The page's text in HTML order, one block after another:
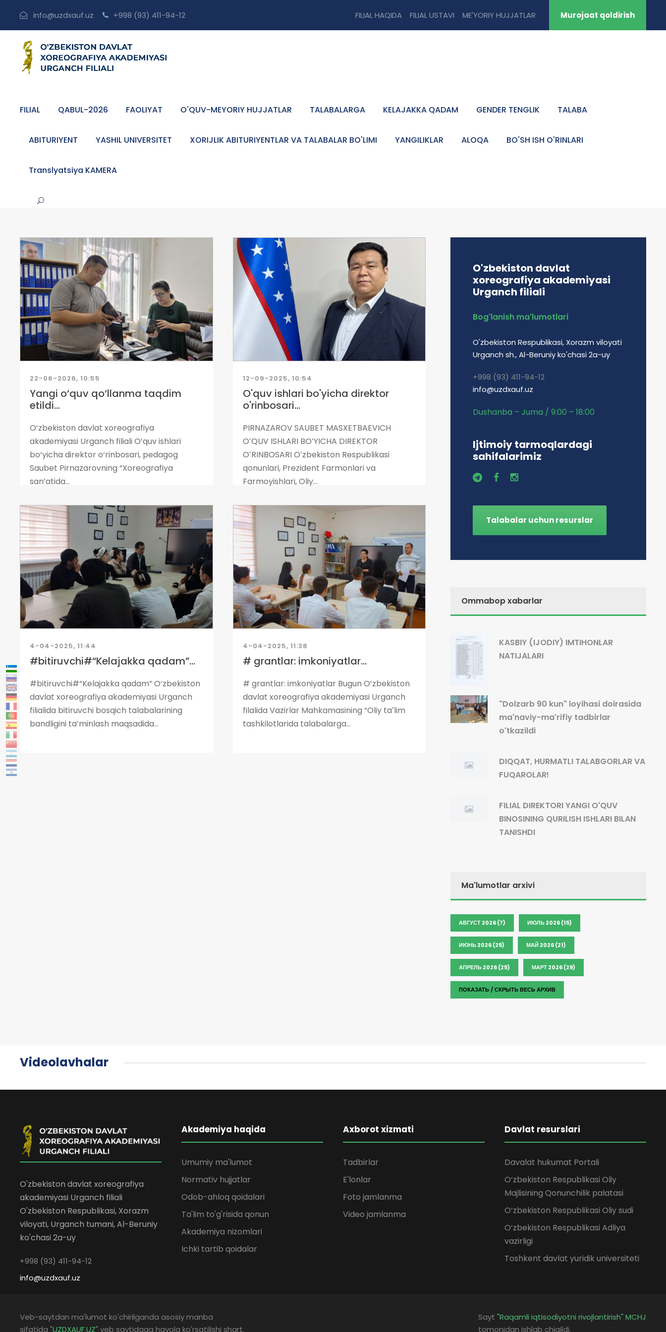
info@uzdxauf.uz +998 (93) 411-94-12 FILIAL HAQIDA FILIAL USTAVI ME'YORIY HUJJATLAR Murojaat qoldirish
FILIAL QABUL-2026 FAOLIYAT O'QUV-MEYORIY HUJJATLAR TALABALARGA KELAJAKKA QADAM GENDER TENGLIK TALABA
ABITURIYENT YASHIL UNIVERSITET XORIJLIK ABITURIYENTLAR VA TALABALAR BO'LIMI YANGILIKLAR ALOQA BO'SH ISH O'RINLARI
Translyatsiya KAMERA
22-06-2026, 10:55
Yangi o‘quv qo‘llanma taqdim
etildi...
O‘zbekiston davlat xoreografiya
akademiyasi Urganch filiali O‘quv ishlari
bo‘yicha direktor o‘rinbosari, pedagog
Saubet Pirnazarovning “Xoreografiya
san’atida...
12-09-2025, 10:54
O'quv ishlari bo'yicha direktor
o'rinbosari...
PIRNAZAROV SAUBET MASXETBAEVICH
OʻQUV ISHLARI BOʻYICHA DIREKTOR
OʻRINBOSARI Oʻzbekiston Respublikasi
qonunlari, Prezident Farmonlari va
Farmoyishlari, Oliy...
4-04-2025, 11:44
#bitiruvchi#“Kelajakka qadam”...
#bitiruvchi#“Kelajakka qadam” O‘zbekiston
davlat xoreografiya akademiyasi Urganch
filialida bitiruvchi bosqich talabalarining
bandligini ta’minlash maqsadida...
4-04-2025, 11:38
# grantlar: imkoniyatlar...
# grantlar: imkoniyatlar Bugun O’zbekiston
davlat xoreografiya akademiyasi Urganch
filalida Vazirlar Mahkamasining “Oliy taʼlim
tashkilotlarida talabalarga...
O'zbekiston davlat
xoreografiya akademiyasi
Urganch filiali
Bog'lanish ma'lumotlari
O'zbekiston Respublikasi, Xorazm viloyati
Urganch sh., Al-Beruniy ko'chasi 2a-uy
+998 (93) 411-94-12
info@uzdxauf.uz
Dushanba – Juma / 9:00 – 18:00
Ijtimoiy tarmoqlardagi
sahifalarimiz
Talabalar uchun resurslar
Ommabop xabarlar
KASBIY (IJODIY) IMTIHONLAR
NATIJALARI
"Dolzarb 90 kun" loyihasi doirasida
ma'naviy-ma'rifiy tadbirlar
o'tkazildi
DIQQAT, HURMATLI TALABGORLAR VA
FUQAROLAR!
FILIAL DIREKTORI YANGI O'QUV
BINOSINING QURILISH ISHLARI BILAN
TANISHDI
Ma'lumotlar arxivi
АВГУСТ 2026 (7) ИЮЛЬ 2026 (15)
ИЮНЬ 2026 (25) МАЙ 2026 (21)
АПРЕЛЬ 2026 (25) МАРТ 2026 (29)
ПОКАЗАТЬ / СКРЫТЬ ВЕСЬ АРХИВ
Videolavhalar
O'zbekiston davlat xoreografiya
akademiyasi Urganch filiali
O'zbekiston Respublikasi, Xorazm
viloyati, Urganch tumani, Al-Beruniy
ko'chasi 2a-uy
+998 (93) 411-94-12
info@uzdxauf.uz
Akademiya haqida
Umumiy ma'lumot
Normativ hujjatlar
Odob-ahloq qoidalari
Ta'lim to'g'risida qonun
Akademiya nizomlari
Ichki tartib qoidalar
Axborot xizmati
Tadbirlar
E'lonlar
Foto jamlanma
Video jamlanma
Davlat resurslari
Davalat hukumat Portali
O‘zbekiston Respublikasi Oliy
Majlisining Qonunchilik palatasi
O‘zbekiston Respublikasi Oliy sudi
O‘zbekiston Respublikasi Adliya
vazirligi
Toshkent davlat yuridik universiteti
Veb-saytdan ma'lumot ko'chirilganda asosiy manba
sifatida "UZDXAUF.UZ" veb saytidaga havola ko'rsatilishi shart.
Sayt "Raqamli iqtisodiyotni rivojlantirish" MCHJ
tomonidan ishlab chiqildi.